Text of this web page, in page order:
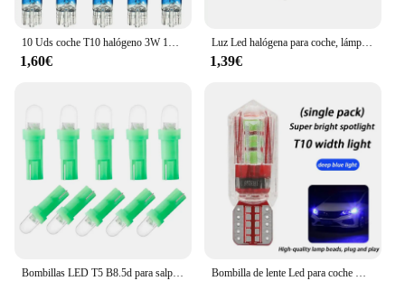
10 Uds coche T10 halógeno 3W 194 158 cuñas 12V lámpara de coche bombillas blancas instrumento luz luces de lectura accesorios de lámpara de liquidación
1,60€
Luz Led halógena para coche, lámpara de 12v, 1,2 w, 10 piezas, W2W, T5, marcador lateral, Bombilla para salpicadero
1,39€
Bombillas LED T5 B8.5d para salpicadero de coche, luces de velocidad, Bombilla Interior de coche, accesorios, lámparas de interruptor lateral, 12V Bombilla de lente Led para coche modificada, luz pequeña T10, luces exteriores superbrillantes para coche, luces para correr, venta al por mayor General H11 H7